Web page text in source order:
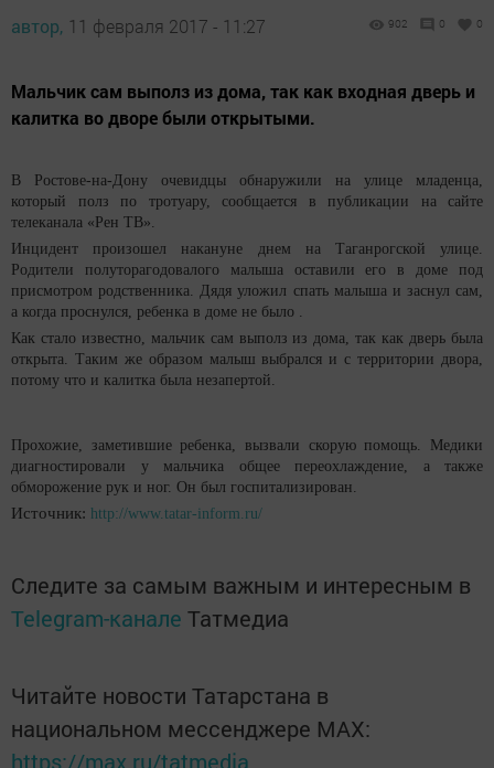
автор, 11 февраля 2017 - 11:27 902 0 0
Мальчик сам выполз из дома, так как входная дверь и
калитка во дворе были открытыми.
В Ростове-на-Дону очевидцы обнаружили на улице младенца,
который полз по тротуару, сообщается в публикации на сайте
телеканала «Рен ТВ».
Инцидент произошел накануне днем на Таганрогской улице.
Родители полуторагодовалого малыша оставили его в доме под
присмотром родственника. Дядя уложил спать малыша и заснул сам,
а когда проснулся, ребенка в доме не было .
Как стало известно, мальчик сам выполз из дома, так как дверь была
открыта. Таким же образом малыш выбрался и с территории двора,
потому что и калитка была незапертой.
Прохожие, заметившие ребенка, вызвали скорую помощь. Медики
диагностировали у мальчика общее переохлаждение, а также
обморожение рук и ног. Он был госпитализирован.
Источник: http://www.tatar-inform.ru/
Следите за самым важным и интересным в
Telegram-канале Татмедиа
Читайте новости Татарстана в
национальном мессенджере MАХ:
https://max.ru/tatmedia